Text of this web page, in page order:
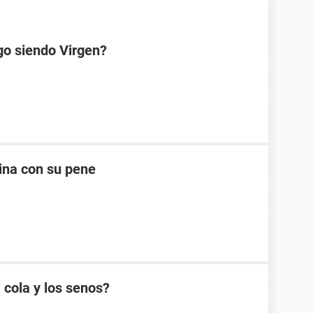
siendo Virgen?
con su pene
y los senos?